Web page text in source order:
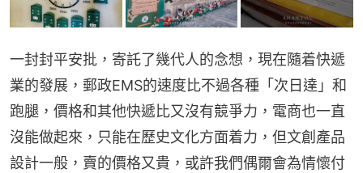
一封封平安批，寄託了幾代人的念想，現在隨着快遞
業的發展，郵政EMS的速度比不過各種「次日達」和
跑腿，價格和其他快遞比又沒有競爭力，電商也一直
沒能做起來，只能在歷史文化方面着力，但文創產品
設計一般，賣的價格又貴，或許我們偶爾會為情懷付